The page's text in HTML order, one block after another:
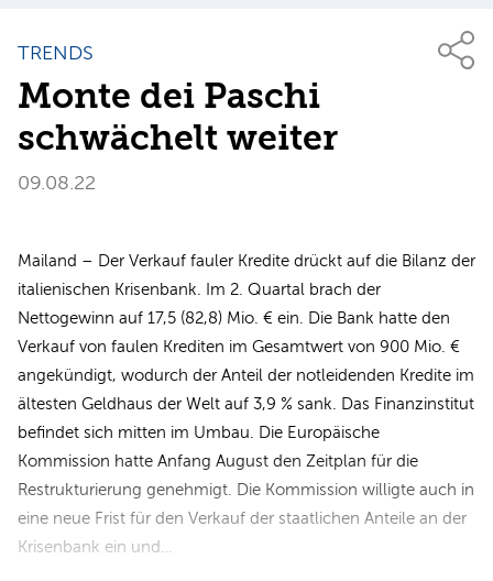
TRENDS
Monte dei Paschi
schwächelt weiter
09.08.22
Mailand – Der Verkauf fauler Kredite drückt auf die Bilanz der
italienischen Krisenbank. Im 2. Quartal brach der
Nettogewinn auf 17,5 (82,8) Mio. € ein. Die Bank hatte den
Verkauf von faulen Krediten im Gesamtwert von 900 Mio. €
angekündigt, wodurch der Anteil der notleidenden Kredite im
ältesten Geldhaus der Welt auf 3,9 % sank. Das Finanzinstitut
befindet sich mitten im Umbau. Die Europäische
Kommission hatte Anfang August den Zeitplan für die
Restrukturierung genehmigt. Die Kommission willigte auch in
eine neue Frist für den Verkauf der staatlichen Anteile an der
Krisenbank ein und…